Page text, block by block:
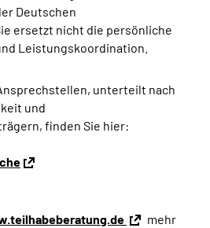
Deutschen
ersetzt nicht die persönliche
Leistungskoordination.
unterteilt nach
und
finden Sie hier:
mehr